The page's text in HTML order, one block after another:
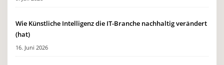
Wie Künstliche Intelligenz die IT-Branche nachhaltig verändert
(hat)
16. Juni 2026